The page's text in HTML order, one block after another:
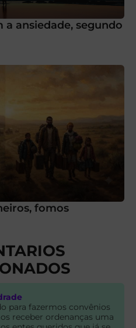
ansiedade, segundo
fomos
para fazermos convênios
receber ordenanças uma